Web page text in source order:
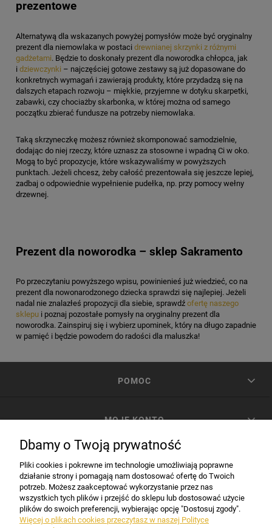
prezentowe
Alternatywą dla wskazanych powyżej pomysłów może być oryginalny
prezent dla niemowlaka w postaci drewnianej skrzynki z różnymi
gadżetami. Będzie to doskonały prezent dla noworodka chłopca, jak
i dziewczynki – najczęściej gotowe zestawy są już dopasowane do
konkretnych wymagań i zawierają produkty, które przydadzą się na
dalszych etapach rozwoju – miękkie, przyjemne w dotyku skarpetki,
zabawki, czy chociażby skarbonka, w której można od samego
początku zbierać fundusze na potrzeby niemowlaka.
Taką skrzyneczkę możesz również skomponować samodzielnie,
dodając do niej rzeczy, które uznasz za stosowne i wpadną Ci w oko.
Mogą to być propozycje, które wskazywaliśmy w powyższych
punktach. Jeżeli chcesz, żeby całość prezentowała się jeszcze lepiej,
zadbaj o odpowiednie wypełnienie pudełka, np. przy pomocy wełny
drzewnej.
Prezent dla noworodka – sklep Sakramento
Po przeczytaniu powyższego wpisu, powinienieś już wiedzieć, co na
prezent dla nowonarodzonego dziecka sprawdzi się najlepiej. Jeżeli
nadal nie znalazłeś propozycji dla siebie, sprawdź ofertę naszego
sklepu i poznaj pozostałe pomysły na oryginalny prezent dla
noworodka. Zainspiruj się i wybierz upominek, który na długo zapadnie
w pamięć i będzie powodem do radości dla maluszka!
POMOC
MOJE KONTO
INFORMACJE
Dbamy o Twoją prywatność
Pliki cookies i pokrewne im technologie umożliwiają poprawne
działanie strony i pomagają nam dostosować ofertę do Twoich
potrzeb. Możesz zaakceptować wykorzystanie przez nas
wszystkich tych plików i przejść do sklepu lub dostosować użycie
plików do swoich preferencji, wybierając opcję "Dostosuj zgody".
Więcej o plikach cookies przeczytasz w naszej Polityce